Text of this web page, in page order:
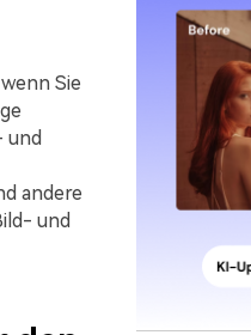
Sie
und
andere
und